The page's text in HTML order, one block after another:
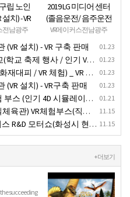
립 노인
치) - VR
매
전남광주
2019 LG 미디어 센터
(졸음운전/ 음주운전
체험 행사) VR 체험 - VR
렌탈대여 행사
VR메이커스전남광주
01.23
(VR 설치) - VR 구축 판매
01.23
인기 VR 컨텐츠 ) - VR렌탈대여 행사
01.23
VR 체험) _ VR 렌탈대여행사
01.23
(VR 설치) - VR구축 판매
01.21
4D 시뮬레이터 체험)- VR렌탈
11.15
진로체험 / 인기VR체험)-VR렌탈대여행사
11.15
구소(현대기아차 VR레이싱 시뮬레이터 행사렌탈체험부스)
+ 더보기
the succeeding